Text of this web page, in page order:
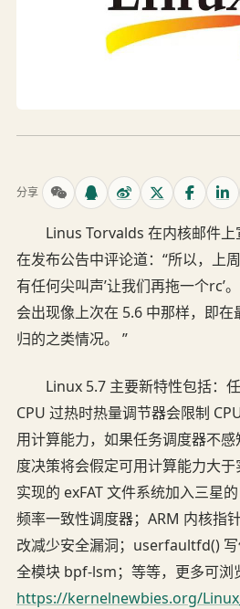
分享
Linus Torvalds 在内核邮件
在发布公告中评论道：“所以，上
有任何尖叫声’让我们再拖一个rc’
会出现像上次在 5.6 中那样，即
归的之类情况。 ”
Linux 5.7 主要新特性包括：
CPU 过热时热量调节器会限制
用计算能力，如果任务调度器不
度决策将会假定可用计算能力大
实现的 exFAT 文件系统加入三星
频率一致性调度器；ARM 内核指
改减少安全漏洞；userfaultfd() 写
全模块 bpf-lsm；等等，更多可浏
https://kernelnewbies.org/